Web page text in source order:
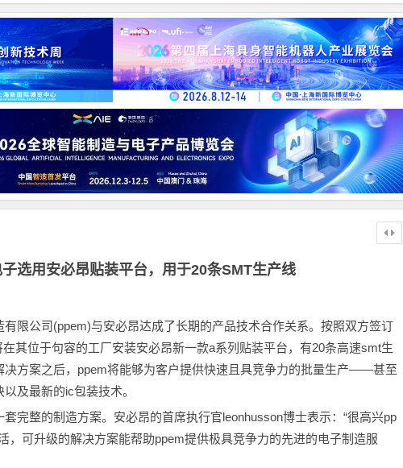
选用安必昂贴装平台，用于20条SMT生产线
有限公司(ppem)与安必昂达成了长期的产品技术合作关系。按照双方签订
其位于句容的工厂安装安必昂新一款a系列贴装平台，有20条高速smt生
决方案之后，ppem将能够为客户提供快速且具竞争力的批量生产——甚至
及最新的ic包装技术。
完整的制造方案。安必昂的首席执行官leonhusson博士表示：“很高兴pp
，可升级的解决方案能帮助ppem提供极具竞争力的先进的电子制造服